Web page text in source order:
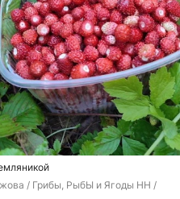
/ Грибы, РыбЫ и Ягоды НН /